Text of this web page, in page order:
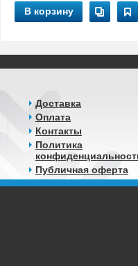
В корзину
Доставка
Оплата
Контакты
Политика
Публичная оферта